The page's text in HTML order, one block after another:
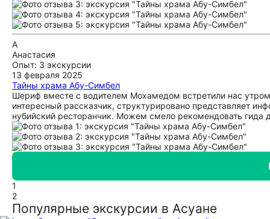
А
Анастасия
Опыт: 3 экскурсии
13 февраля 2025
Тайны храма Абу-Симбел
Шериф вместе с водителем Мохамедом встретили нас
интересный рассказчик, структурировано представляет
нубийский ресторанчик. Можем смело рекомендовать гида
1
2
Популярные экскурсии в Асуане